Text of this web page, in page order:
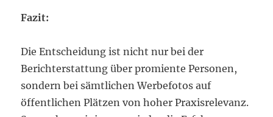
Fazit:
Die Entscheidung ist nicht nur bei der
Berichterstattung über promiente Personen,
sondern bei sämtlichen Werbefotos auf
öffentlichen Plätzen von hoher Praxisrelevanz.